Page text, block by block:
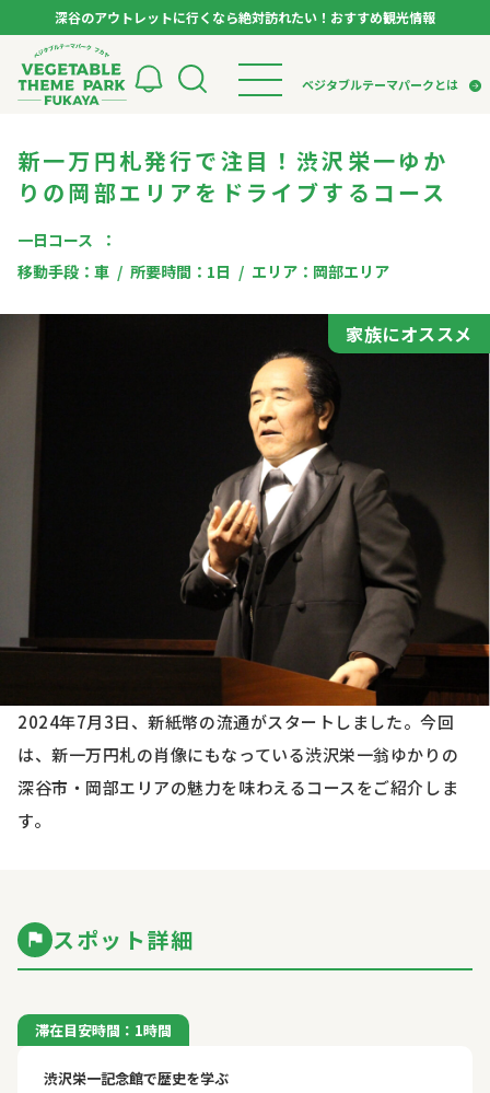
深谷のアウトレットに行くなら絶対訪れたい！おすすめ観光情報
ベジタブルテーマパークとは
トップページ
モデルコース
スポット
ベジタブルテーマパークとは
VTPキャストミーティング
パートナー企業について
お役立ち情報
レシピ集
新一万円札発行で注目！渋沢栄一ゆか
りの岡部エリアをドライブするコース
一日コース
移動手段： 車 所要時間： 1日 エリア： 岡部エリア
家族にオススメ
2024年7月3日、新紙幣の流通がスタートしました。今回
は、新一万円札の肖像にもなっている渋沢栄一翁ゆかりの
深谷市・岡部エリアの魅力を味わえるコースをご紹介しま
す。
スポット詳細
滞在目安時間：1時間
渋沢栄一記念館で歴史を学ぶ